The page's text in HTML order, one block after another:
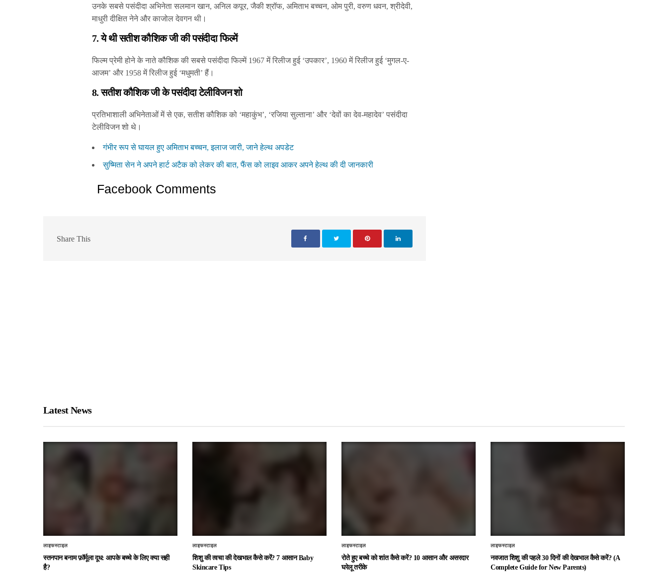
उनके सबसे पसंदीदा अभिनेता सलमान खान, अनिल कपूर, जैकी श्रॉफ, अमिताभ बच्चन, ओम पुरी, वरुण धवन, श्रीदेवी,
माधुरी दीक्षित नेने और काजोल देवगन थी।
7. ये थी सतीश कौशिक जी की पसंदीदा फिल्में
फिल्म प्रेमी होने के नाते कौशिक की सबसे पसंदीदा फिल्में 1967 में रिलीज हुई ‘उपकार’, 1960 में रिलीज हुई ‘मुगल-ए-
आजम’ और 1958 में रिलीज हुई ‘मधुमती’ हैं।
8. सतीश कौशिक जी के पसंदीदा टेलीविजन शो
प्रतिभाशाली अभिनेताओं में से एक, सतीश कौशिक को ‘महाकुंभ’, ‘रजिया सुल्ताना’ और ‘देवों का देव-महादेव’ पसंदीदा
टेलीविजन शो थे।
गंभीर रूप से घायल हुए अमिताभ बच्चन, इलाज जारी, जाने हेल्थ अपडेट
सुष्मिता सेन ने अपने हार्ट अटैक को लेकर की बात, फैंस को लाइव आकर अपने हेल्थ की दी जानकारी
Facebook Comments
Share This
Latest News
लाइफस्टाइल
स्तनपान बनाम फ़ॉर्मूला दूध: आपके बच्चे के लिए क्या सही
है?
लाइफस्टाइल
शिशु की त्वचा की देखभाल कैसे करें? 7 आसान Baby
Skincare Tips
लाइफस्टाइल
रोते हुए बच्चे को शांत कैसे करें? 10 आसान और असरदार
घरेलू तरीके
लाइफस्टाइल
नवजात शिशु की पहले 30 दिनों की देखभाल कैसे करें? (A
Complete Guide for New Parents)